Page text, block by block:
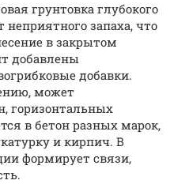
грунтовка глубокого
запаха, что
в закрытом
добавлены
добавки.
может
горизонтальных
в бетон разных марок,
и кирпич. В
формирует связи,